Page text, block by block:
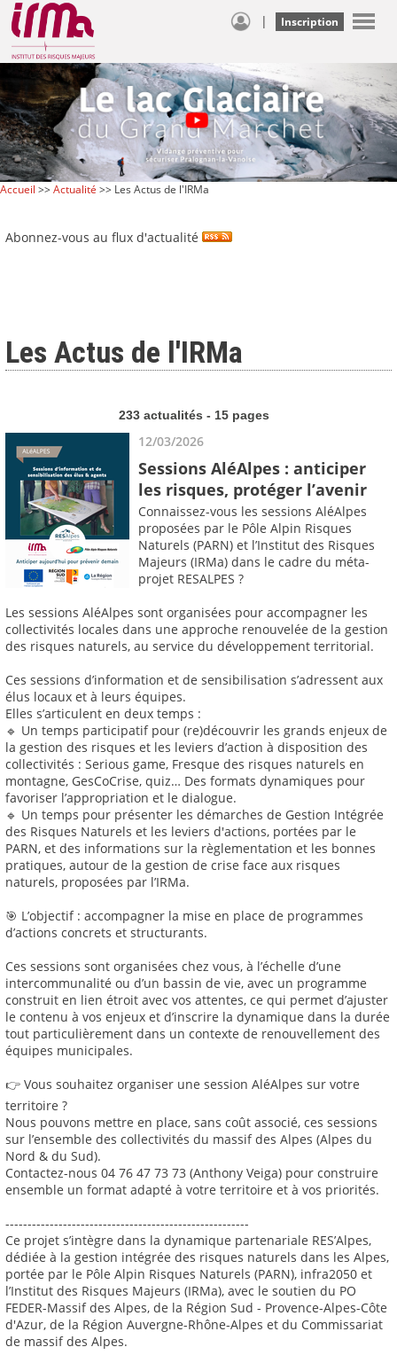
| Inscription
Accueil >>Actualité >> Les Actus de l'IRMa
Abonnez-vous au flux d'actualité
Les Actus de l'IRMa
233 actualités - 15 pages
12/03/2026
Sessions AléAlpes : anticiper
les risques, protéger l’avenir
Connaissez-vous les sessions AléAlpes
proposées par le Pôle Alpin Risques
Naturels (PARN) et l’Institut des Risques
Majeurs (IRMa) dans le cadre du méta-
projet RESALPES ?
Les sessions AléAlpes sont organisées pour accompagner les
collectivités locales dans une approche renouvelée de la gestion
des risques naturels, au service du développement territorial.
Ces sessions d’information et de sensibilisation s’adressent aux
élus locaux et à leurs équipes.
Elles s’articulent en deux temps :
🔹 Un temps participatif pour (re)découvrir les grands enjeux de
la gestion des risques et les leviers d’action à disposition des
collectivités : Serious game, Fresque des risques naturels en
montagne, GesCoCrise, quiz… Des formats dynamiques pour
favoriser l’appropriation et le dialogue.
🔹 Un temps pour présenter les démarches de Gestion Intégrée
des Risques Naturels et les leviers d'actions, portées par le
PARN, et des informations sur la règlementation et les bonnes
pratiques, autour de la gestion de crise face aux risques
naturels, proposées par l’IRMa.
🎯 L’objectif : accompagner la mise en place de programmes
d’actions concrets et structurants.
Ces sessions sont organisées chez vous, à l’échelle d’une
intercommunalité ou d’un bassin de vie, avec un programme
construit en lien étroit avec vos attentes, ce qui permet d’ajuster
le contenu à vos enjeux et d’inscrire la dynamique dans la durée
tout particulièrement dans un contexte de renouvellement des
équipes municipales.
👉 Vous souhaitez organiser une session AléAlpes sur votre
territoire ?
Nous pouvons mettre en place, sans coût associé, ces sessions
sur l’ensemble des collectivités du massif des Alpes (Alpes du
Nord & du Sud).
Contactez-nous 04 76 47 73 73 (Anthony Veiga) pour construire
ensemble un format adapté à votre territoire et à vos priorités.
-------------------------------------------------------
Ce projet s’intègre dans la dynamique partenariale RES’Alpes,
dédiée à la gestion intégrée des risques naturels dans les Alpes,
portée par le Pôle Alpin Risques Naturels (PARN), infra2050 et
l’Institut des Risques Majeurs (IRMa), avec le soutien du PO
FEDER-Massif des Alpes, de la Région Sud - Provence-Alpes-Côte
d'Azur, de la Région Auvergne-Rhône-Alpes et du Commissariat
de massif des Alpes.